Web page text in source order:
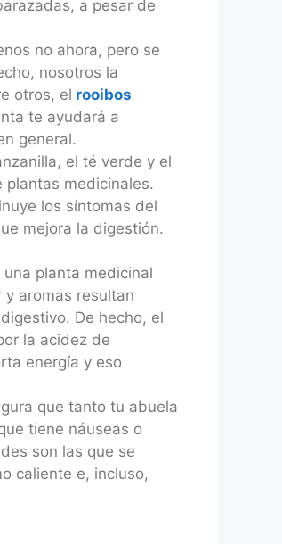
a pesar de
no ahora, pero se
nosotros la
otros, el rooibos
te ayudará a
general.
el té verde y el
medicinales.
los síntomas del
mejora la digestión.
planta medicinal
aromas resultan
De hecho, el
la acidez de
energía y eso
que tanto tu abuela
tiene náuseas o
son las que se
caliente e, incluso,